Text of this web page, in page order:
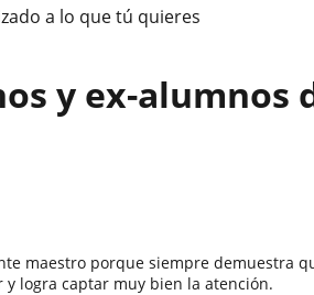
a lo que tú quieres
y ex-alumnos
maestro porque siempre demuestra
y logra captar muy bien la atención.